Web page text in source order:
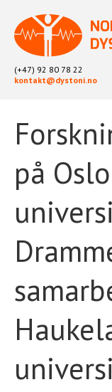
(+47) 92 80 78 22
kontakt@dystoni.no
HJEM
LOKALLAG
OM OSS
KONTAKT
ARKIV
STØTT VÅRT ARBEID
på Oslo